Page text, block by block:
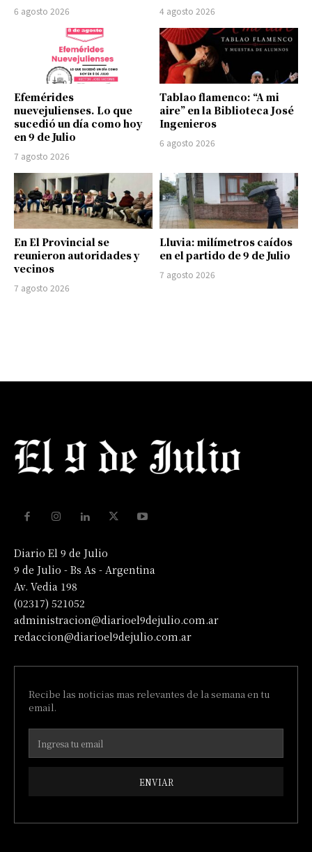
6 agosto 2026 4 agosto 2026
Efemérides
nuevejulienses. Lo que
sucedió un día como hoy
en 9 de Julio
7 agosto 2026
Tablao flamenco: “A mi
aire” en la Biblioteca José
Ingenieros
6 agosto 2026
En El Provincial se
reunieron autoridades y
vecinos
7 agosto 2026
Lluvia: milímetros caídos
en el partido de 9 de Julio
7 agosto 2026
Diario El 9 de Julio
9 de Julio - Bs As - Argentina
Av. Vedia 198
(02317) 521052
administracion@diarioel9dejulio.com.ar
redaccion@diarioel9dejulio.com.ar
Recibe las noticias mas relevantes de la semana en tu
email.
ENVIAR